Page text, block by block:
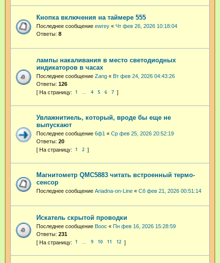
Кнопка включения на таймере 555
Последнее сообщение ewrey « Чт фев 26, 2026 10:18:04
Ответы: 8
лампы накаливания в место светодиодных
индикаторов в часах
Последнее сообщение Zang « Вт фев 24, 2026 04:43:26
Ответы: 126
1 … 4 5 6 7
Увлажнитиель, который, вроде бы еще не
выпускают
Последнее сообщение 6ф1 « Ср фев 25, 2026 20:52:19
Ответы: 20
1 2
Магнитометр QMC5883 читать встроенный термо-
сенсор
Последнее сообщение Ariadna-on-Line « Сб фев 21, 2026 00:51:14
Искатель скрытой проводки
Последнее сообщение Booc « Пн фев 16, 2026 15:28:59
Ответы: 231
1 9 10 11 12